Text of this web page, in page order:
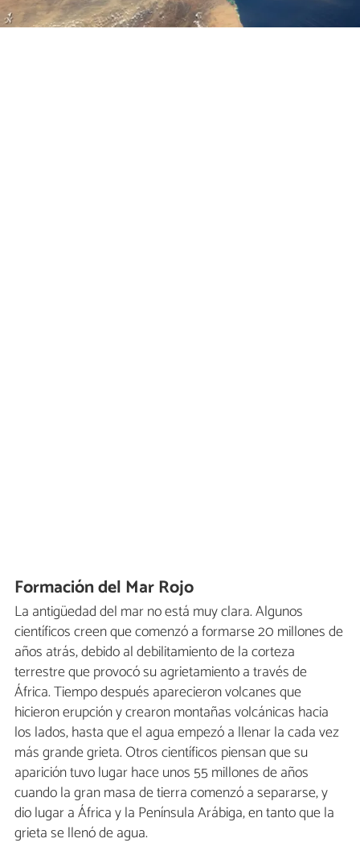
Formación del Mar Rojo
La antigüedad del mar no está muy clara. Algunos
científicos creen que comenzó a formarse 20 millones de
años atrás, debido al debilitamiento de la corteza
terrestre que provocó su agrietamiento a través de
África. Tiempo después aparecieron volcanes que
hicieron erupción y crearon montañas volcánicas hacia
los lados, hasta que el agua empezó a llenar la cada vez
más grande grieta. Otros científicos piensan que su
aparición tuvo lugar hace unos 55 millones de años
cuando la gran masa de tierra comenzó a separarse, y
dio lugar a África y la Península Arábiga, en tanto que la
grieta se llenó de agua.